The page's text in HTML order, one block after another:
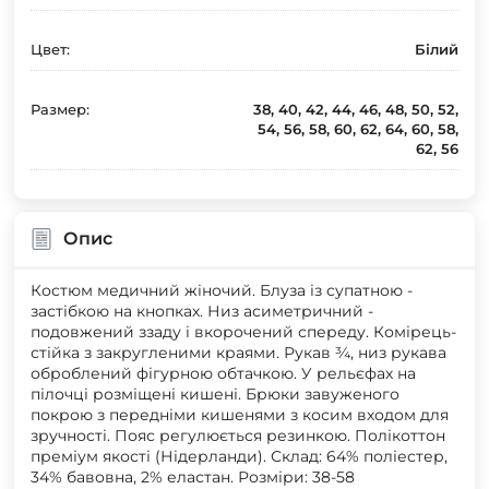
Цвет: Білий
Размер:
38, 40, 42, 44, 46, 48, 50, 52,
54, 56, 58, 60, 62, 64, 60, 58,
62, 56
Опис
Костюм медичний жіночий. Блуза із супатною -
застібкою на кнопках. Низ асиметричний -
подовжений ззаду і вкорочений спереду. Комірець-
стійка з закругленими краями. Рукав ¾, низ рукава
оброблений фігурною обтачкою. У рельєфах на
пілочці розміщені кишені. Брюки завуженого
покрою з передніми кишенями з косим входом для
зручності. Пояс регулюється резинкою. Полікоттон
преміум якості (Нідерланди). Склад: 64% поліестер,
34% бавовна, 2% еластан. Розміри: 38-58